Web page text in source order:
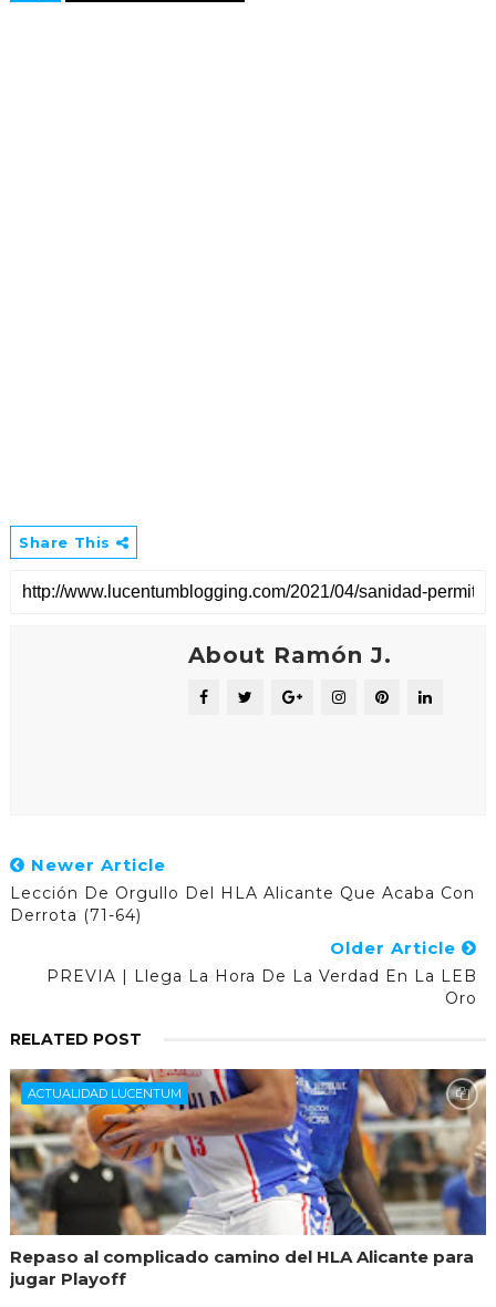
Share This
About Ramón J.
Newer Article
Lección De Orgullo Del HLA Alicante Que Acaba Con
Derrota (71-64)
Older Article
PREVIA | Llega La Hora De La Verdad En La LEB
Oro
RELATED POST
ACTUALIDAD LUCENTUM
Repaso al complicado camino del HLA Alicante para
jugar Playoff